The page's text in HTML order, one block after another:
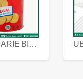
REGAL MARIE BISCUIT KALENG 550 GRAM